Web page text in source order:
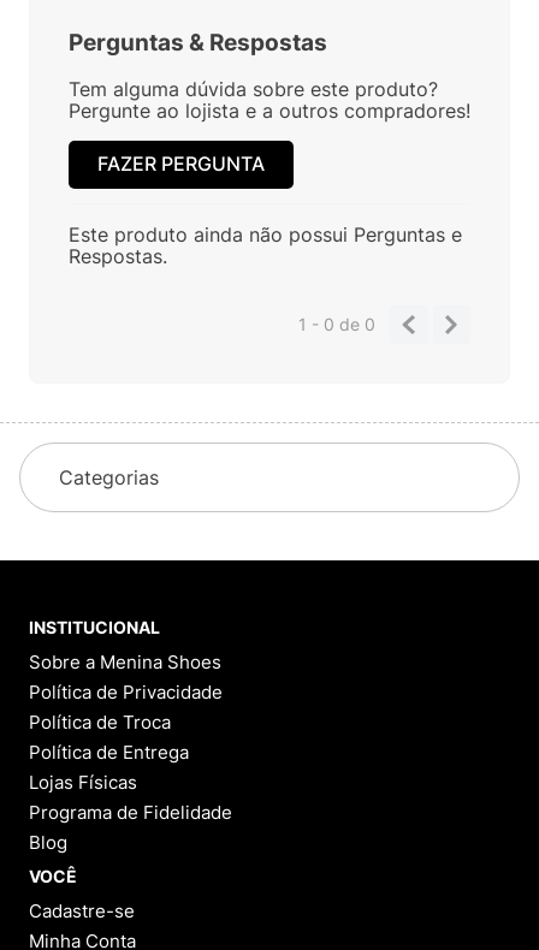
Perguntas & Respostas
Tem alguma dúvida sobre este produto?
Pergunte ao lojista e a outros compradores!
FAZER PERGUNTA
Este produto ainda não possui Perguntas e
Respostas.
1 - 0de 0
Categorias
INSTITUCIONAL
Sobre a Menina Shoes
Política de Privacidade
Política de Troca
Política de Entrega
Lojas Físicas
Programa de Fidelidade
Blog
VOCÊ
Cadastre-se
Minha Conta